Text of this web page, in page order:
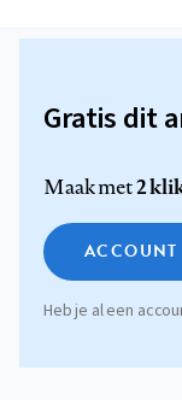
Gratis dit
Maak met2
Heb je al een